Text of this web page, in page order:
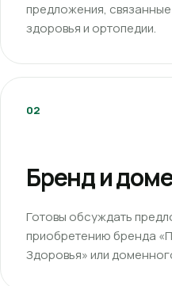
предложения,
здоровья и ортопедии.
02
Бренд и
Готовы обсуждать
приобретению бренда
Здоровья» или